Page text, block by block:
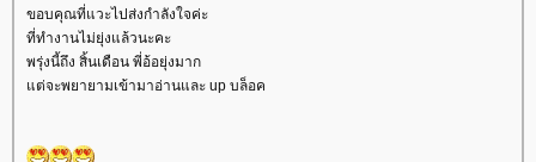
ขอบคุณที่แวะไปส่งกำลังใจค่ะ
ที่ทำงานไม่ยุ่งแล้วนะคะ
พรุ่งนี้ถึง สิ้นเดือน พี่อ้อยุ่งมาก
ต่จะพยายามเข้ามาอ่านและ up บล็อค